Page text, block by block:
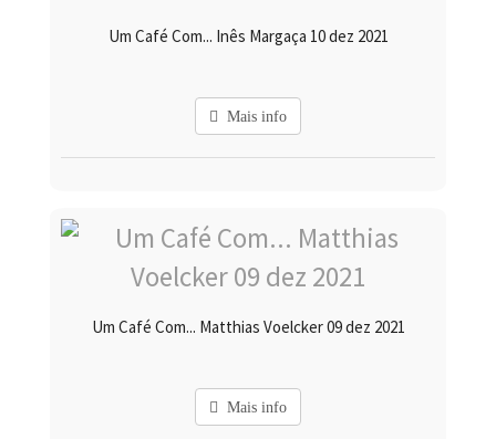
Um Café Com... Inês Margaça 10 dez 2021
Mais info
Um Café Com... Matthias Voelcker 09 dez 2021
Mais info